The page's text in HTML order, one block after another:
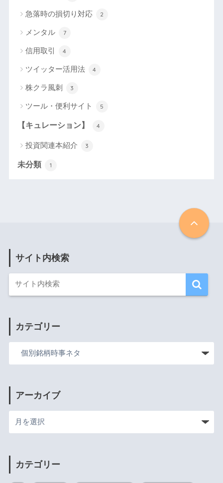
急落時の損切り対応 2
メンタル 7
信用取引 4
ツイッター活用法 4
株クラ風刺 3
ツール・便利サイト 5
【キュレーション】 4
投資関連本紹介 3
未分類 1
サイト内検索
カテゴリー
アーカイブ
カテゴリー